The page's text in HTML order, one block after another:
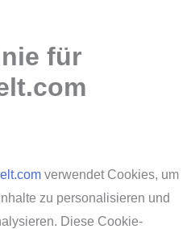
für
verwendet Cookies, um
zu personalisieren und
Diese Cookie-